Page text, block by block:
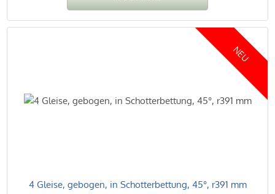
NEU
4 Gleise, gebogen, in Schotterbettung, 45°, r391 mm